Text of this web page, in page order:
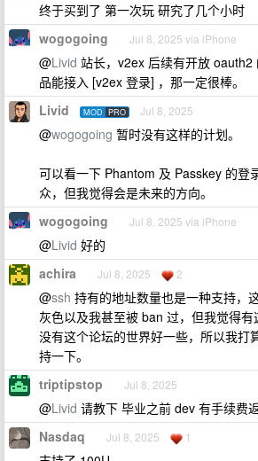
终于买到了 第一次玩 研究了几个小时
wogogoing Jul 8, 2025 via iPhone
@Livid 站长，v2ex 后续有开放 oauth2
品能接入 [v2ex 登录] ，那一定很棒。
Livid MOD PRO Jul 8, 2025
@wogogoing 暂时没有这样的计划。
可以看一下 Phantom 及 Passkey 的登
众，但我觉得会是未来的方向。
wogogoing Jul 8, 2025 via iPhone
@Livid 好的
achira Jul 8, 2025 2
@ssh 持有的地址数量也是一种支持，
灰色以及我甚至被 ban 过，但我觉得
没有这个论坛的世界好一些，所以我打
持一下。
triptipstop Jul 8, 2025
@Livid 请教下 毕业之前 dev 有手续费
Nasdaq Jul 8, 2025 1